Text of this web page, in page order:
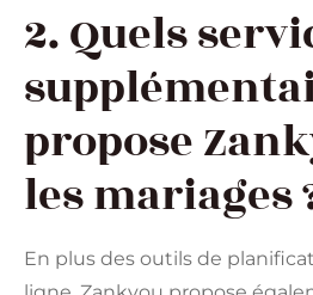
2. Quels
propose
les mariages
En plus des outils de